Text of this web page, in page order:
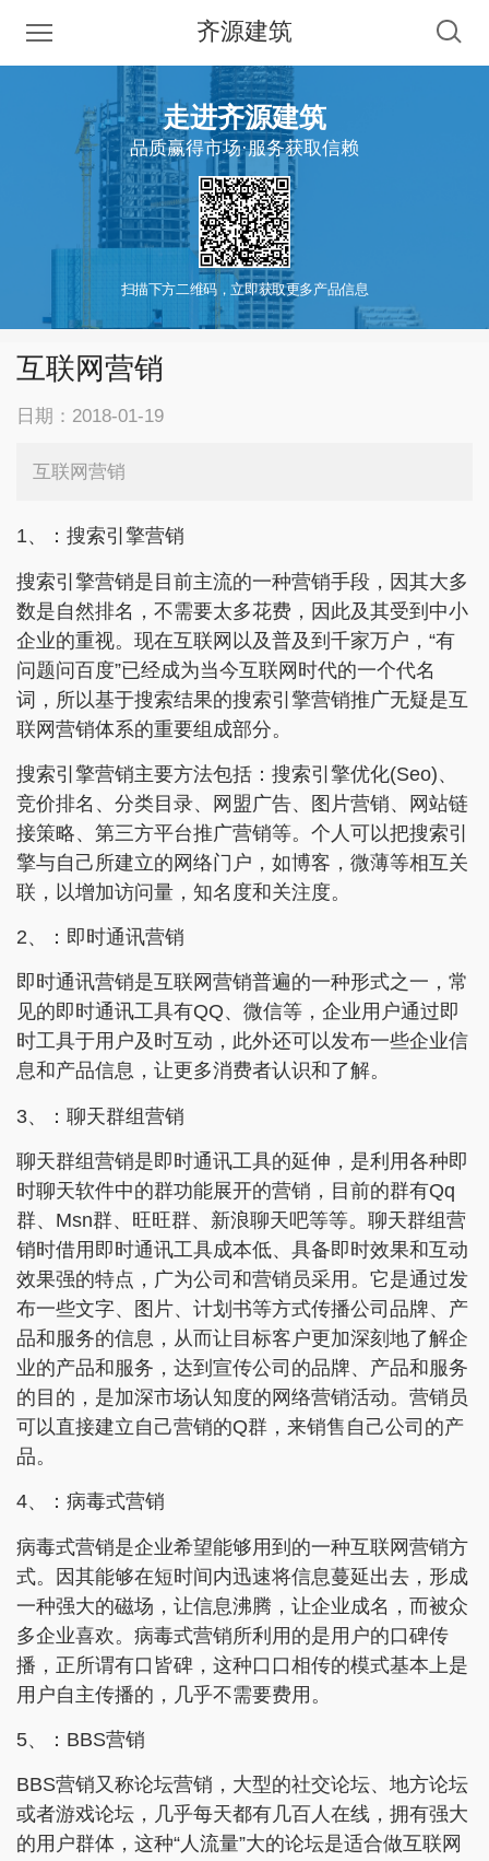
齐源建筑
走进齐源建筑
品质赢得市场·服务获取信赖
扫描下方二维码，立即获取更多产品信息
互联网营销
日期：2018-01-19
互联网营销
1、：搜索引擎营销
搜索引擎营销是目前主流的一种营销手段，因其大多
数是自然排名，不需要太多花费，因此及其受到中小
企业的重视。现在互联网以及普及到千家万户，“有
问题问百度”已经成为当今互联网时代的一个代名
词，所以基于搜索结果的搜索引擎营销推广无疑是互
联网营销体系的重要组成部分。
搜索引擎营销主要方法包括：搜索引擎优化(Seo)、
竞价排名、分类目录、网盟广告、图片营销、网站链
接策略、第三方平台推广营销等。个人可以把搜索引
擎与自己所建立的网络门户，如博客，微薄等相互关
联，以增加访问量，知名度和关注度。
2、：即时通讯营销
即时通讯营销是互联网营销普遍的一种形式之一，常
见的即时通讯工具有QQ、微信等，企业用户通过即
时工具于用户及时互动，此外还可以发布一些企业信
息和产品信息，让更多消费者认识和了解。
3、：聊天群组营销
聊天群组营销是即时通讯工具的延伸，是利用各种即
时聊天软件中的群功能展开的营销，目前的群有Qq
群、Msn群、旺旺群、新浪聊天吧等等。聊天群组营
销时借用即时通讯工具成本低、具备即时效果和互动
效果强的特点，广为公司和营销员采用。它是通过发
布一些文字、图片、计划书等方式传播公司品牌、产
品和服务的信息，从而让目标客户更加深刻地了解企
业的产品和服务，达到宣传公司的品牌、产品和服务
的目的，是加深市场认知度的网络营销活动。营销员
可以直接建立自己营销的Q群，来销售自己公司的产
品。
4、：病毒式营销
病毒式营销是企业希望能够用到的一种互联网营销方
式。因其能够在短时间内迅速将信息蔓延出去，形成
一种强大的磁场，让信息沸腾，让企业成名，而被众
多企业喜欢。病毒式营销所利用的是用户的口碑传
播，正所谓有口皆碑，这种口口相传的模式基本上是
用户自主传播的，几乎不需要费用。
5、：BBS营销
BBS营销又称论坛营销，大型的社交论坛、地方论坛
或者游戏论坛，几乎每天都有几百人在线，拥有强大
的用户群体，这种“人流量”大的论坛是适合做互联网